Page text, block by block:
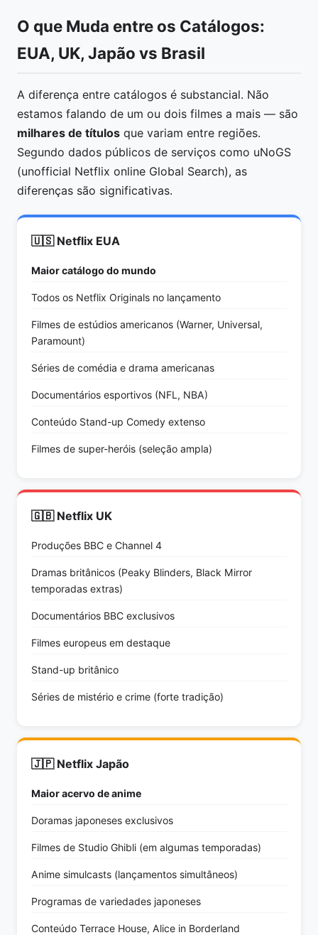
O que Muda entre os Catálogos:
EUA, UK, Japão vs Brasil
A diferença entre catálogos é substancial. Não
estamos falando de um ou dois filmes a mais — são
milhares de títulos que variam entre regiões.
Segundo dados públicos de serviços como uNoGS
(unofficial Netflix online Global Search), as
diferenças são significativas.
🇺🇸 Netflix EUA
Maior catálogo do mundo
Todos os Netflix Originals no lançamento
Filmes de estúdios americanos (Warner, Universal,
Paramount)
Séries de comédia e drama americanas
Documentários esportivos (NFL, NBA)
Conteúdo Stand-up Comedy extenso
Filmes de super-heróis (seleção ampla)
🇬🇧 Netflix UK
Produções BBC e Channel 4
Dramas britânicos (Peaky Blinders, Black Mirror
temporadas extras)
Documentários BBC exclusivos
Filmes europeus em destaque
Stand-up britânico
Séries de mistério e crime (forte tradição)
🇯🇵 Netflix Japão
Maior acervo de anime
Doramas japoneses exclusivos
Filmes de Studio Ghibli (em algumas temporadas)
Anime simulcasts (lançamentos simultâneos)
Programas de variedades japoneses
Conteúdo Terrace House, Alice in Borderland